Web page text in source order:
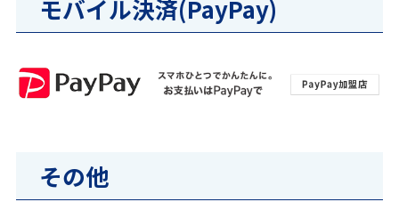
モバイル決済(PayPay)
その他